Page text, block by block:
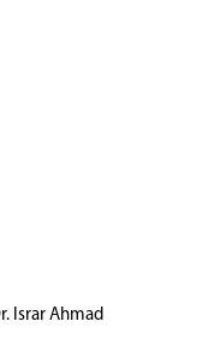
Israr Ahmad